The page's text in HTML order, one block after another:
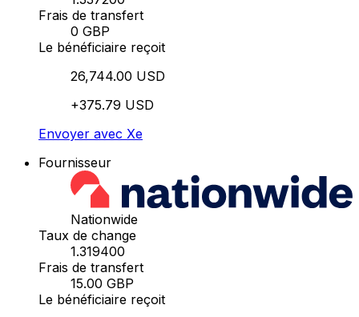
Frais de transfert
0 GBP
Le bénéficiaire reçoit
26,744.00 USD
+375.79 USD
Envoyer avec Xe
Fournisseur
Nationwide
Taux de change
1.319400
Frais de transfert
15.00 GBP
Le bénéficiaire reçoit